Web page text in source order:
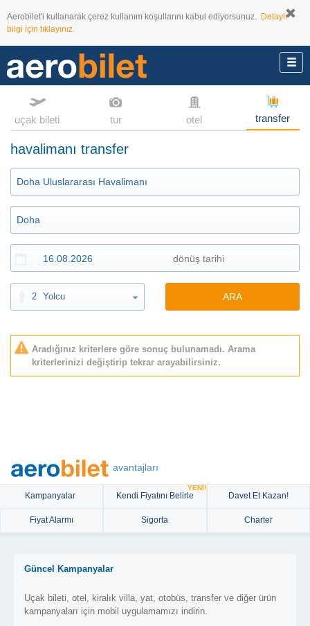
Aerobilet'i kullanarak çerez kullanım koşullarını kabul ediyorsunuz. Detaylı
bilgi için tıklayınız.
uçak bileti tur otel transfer
havalimanı transfer
2 Yolcu ARA
Aradığınız kriterlere göre sonuç bulunamadı. Arama
kriterlerinizi değiştirip tekrar arayabilirsiniz.
avantajları
Kampanyalar Kendi Fiyatını Belirle
YENİ!
Davet Et Kazan!
Fiyat Alarmı Sigorta Charter
Güncel Kampanyalar
Uçak bileti, otel, kiralık villa, yat, otobüs, transfer ve diğer ürün
kampanyaları için mobil uygulamamızı indirin.